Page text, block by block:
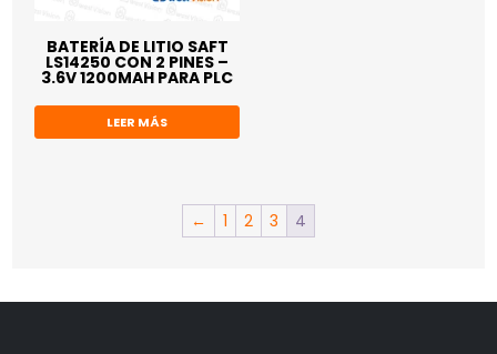
BATERÍA DE LITIO SAFT
LS14250 CON 2 PINES –
3.6V 1200MAH PARA PLC
LEER MÁS
← 1 2 3 4